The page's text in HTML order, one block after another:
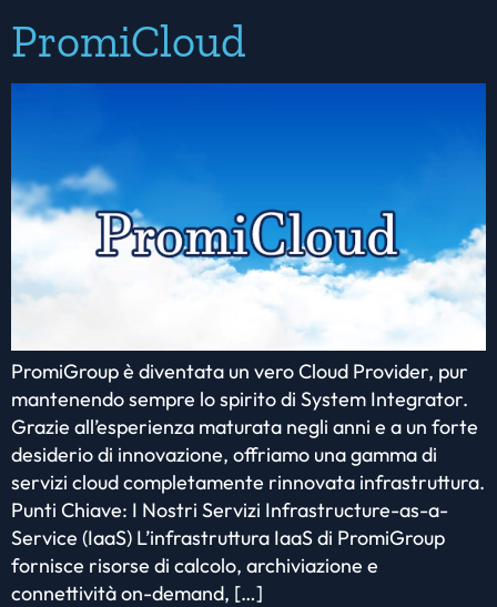
PromiCloud
PromiGroup è diventata un vero Cloud Provider, pur
mantenendo sempre lo spirito di System Integrator.
Grazie all’esperienza maturata negli anni e a un forte
desiderio di innovazione, offriamo una gamma di
servizi cloud completamente rinnovata infrastruttura.
Punti Chiave: I Nostri Servizi Infrastructure-as-a-
Service (IaaS) L’infrastruttura IaaS di PromiGroup
fornisce risorse di calcolo, archiviazione e
connettività on-demand, […]